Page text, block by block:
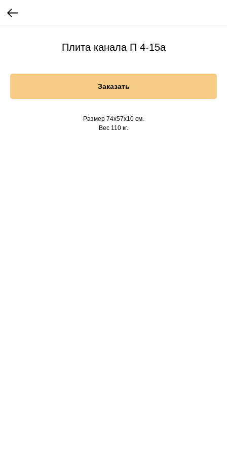
Плита канала П 4-15а
Заказать
Размер 74х57х10 см.
Вес 110 кг.